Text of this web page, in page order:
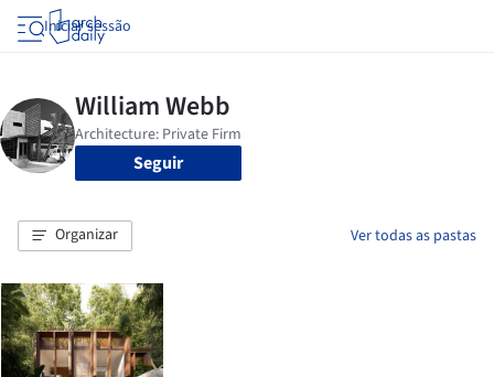
Iniciar sessão
Seguir
Organizar Ver todas as pastas